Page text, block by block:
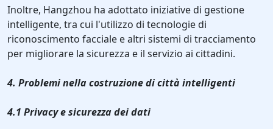
Inoltre, Hangzhou ha adottato iniziative di gestione
intelligente, tra cui l'utilizzo di tecnologie di
riconoscimento facciale e altri sistemi di tracciamento
per migliorare la sicurezza e il servizio ai cittadini.
4. Problemi nella costruzione di città intelligenti
4.1 Privacy e sicurezza dei dati